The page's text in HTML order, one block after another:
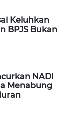
Keluhkan
BPJS Bukan
NADI
Menabung